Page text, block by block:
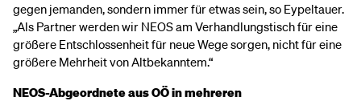
gegen jemanden, sondern immer für etwas sein, so Eypeltauer.
„Als Partner werden wir NEOS am Verhandlungstisch für eine
größere Entschlossenheit für neue Wege sorgen, nicht für eine
größere Mehrheit von Altbekanntem.“
NEOS-Abgeordnete aus OÖ in mehreren